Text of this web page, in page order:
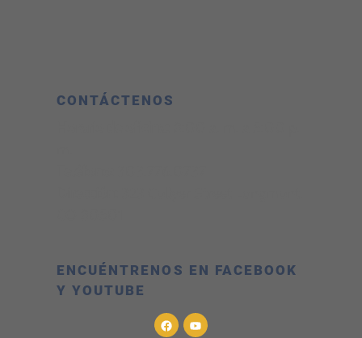
CONTÁCTENOS
ENCUÉNTRENOS EN FACEBOOK
Y YOUTUBE